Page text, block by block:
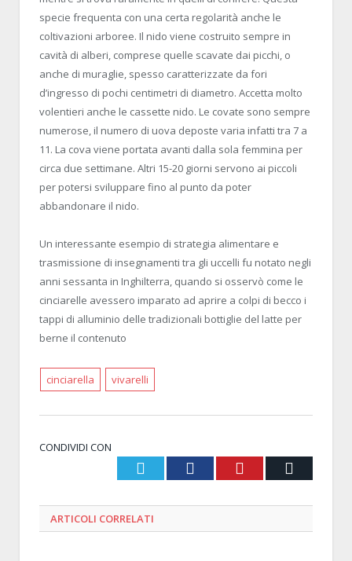
specie frequenta con una certa regolarità anche le
coltivazioni arboree. Il nido viene costruito sempre in
cavità di alberi, comprese quelle scavate dai picchi, o
anche di muraglie, spesso caratterizzate da fori
d’ingresso di pochi centimetri di diametro. Accetta molto
volentieri anche le cassette nido. Le covate sono sempre
numerose, il numero di uova deposte varia infatti tra 7 a
11. La cova viene portata avanti dalla sola femmina per
circa due settimane. Altri 15-20 giorni servono ai piccoli
per potersi sviluppare fino al punto da poter
abbandonare il nido.
Un interessante esempio di strategia alimentare e
trasmissione di insegnamenti tra gli uccelli fu notato negli
anni sessanta in Inghilterra, quando si osservò come le
cinciarelle avessero imparato ad aprire a colpi di becco i
tappi di alluminio delle tradizionali bottiglie del latte per
berne il contenuto
cinciarella vivarelli
CONDIVIDI CON
Twitter Facebook Pinterest
ARTICOLI CORRELATI